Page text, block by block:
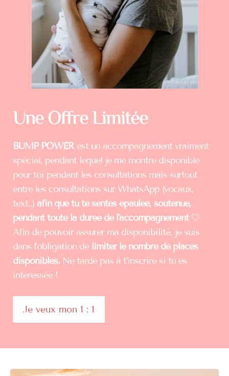
Une Offre Limitée
BUMP POWERest un accompagnement vraiment
spécial, pendant lequel je me montre disponible
pour toi pendant les consultations mais surtout
entre les consultations sur WhatsApp (vocaux,
text..) afin que tu te sentes épaulée, soutenue,
pendant toute la durée de l'accompagnement 🤍
Afin de pouvoir assurer ma disponibilité, je suis
dans l'obligation de limiter le nombre de places
disponibles. Ne tarde pas à t'inscrire si tu es
intéressée !
Je veux mon 1 : 1